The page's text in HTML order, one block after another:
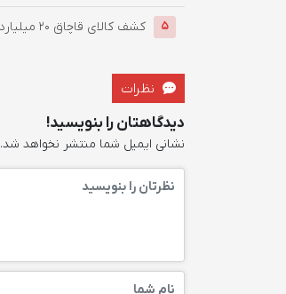
5 کشف کالای قاچاق 20 میلیاردی توسط پلیس جهرم
نظرات
دیدگاهتان را بنویسید!
نشانی ایمیل شما منتشر نخواهد شد.